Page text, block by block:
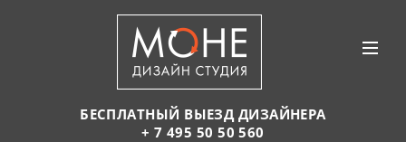
БЕСПЛАТНЫЙ ВЫЕЗД ДИЗАЙНЕРА
+ 7 495 50 50 560